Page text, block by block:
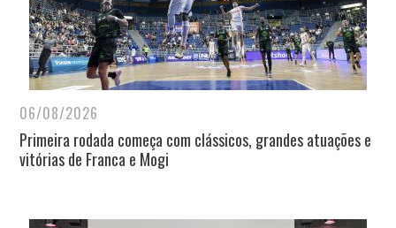
06/08/2026
Primeira rodada começa com clássicos, grandes atuações e
vitórias de Franca e Mogi